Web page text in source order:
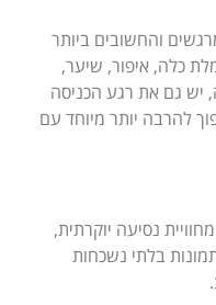
והחשובים ביותר
כלה, איפור, שיער,
יש גם את רגע הכניסה
להרבה יותר מיוחד עם
נסיעה יוקרתית,
בלתי נשכחות